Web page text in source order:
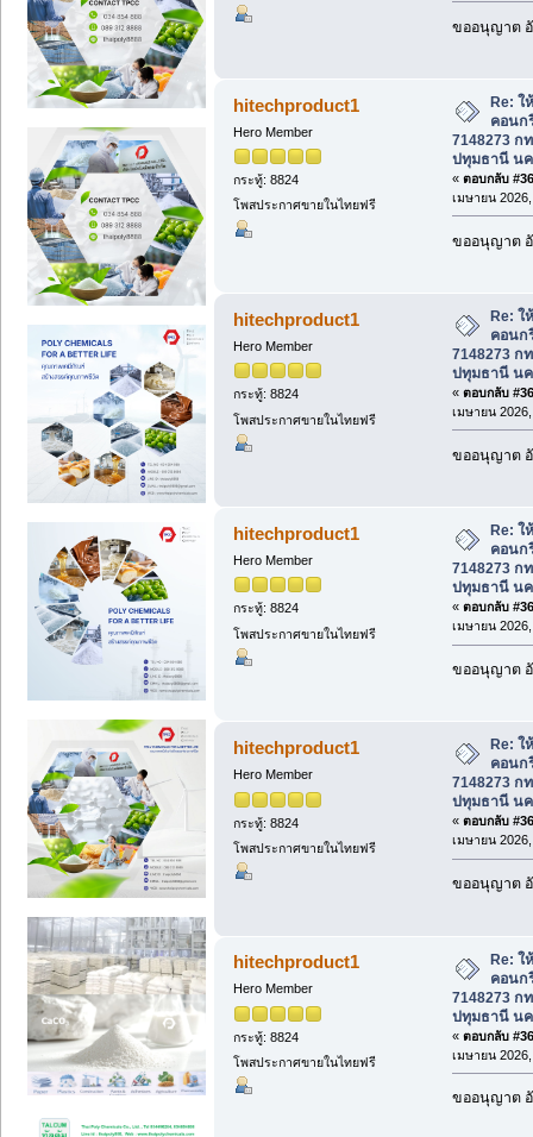
ขออนุญาต
hitechproduct1
Hero Member
กระทู้: 8824
โพสประกาศขายในไทยฟรี
Re: ใ
คอนก
7148273
ปทุมธานี น
« ตอบกลับ
เมษายน
ขออนุญาต
hitechproduct1
Hero Member
กระทู้: 8824
โพสประกาศขายในไทยฟรี
Re: ใ
คอนก
7148273
ปทุมธานี น
« ตอบกลับ
เมษายน
ขออนุญาต
hitechproduct1
Hero Member
กระทู้: 8824
โพสประกาศขายในไทยฟรี
Re: ใ
คอนก
7148273
ปทุมธานี น
« ตอบกลับ
เมษายน
ขออนุญาต
hitechproduct1
Hero Member
กระทู้: 8824
โพสประกาศขายในไทยฟรี
Re: ใ
คอนก
7148273
ปทุมธานี น
« ตอบกลับ
เมษายน
ขออนุญาต
hitechproduct1
Hero Member
กระทู้: 8824
โพสประกาศขายในไทยฟรี
Re: ใ
คอนก
7148273
ปทุมธานี น
« ตอบกลับ
เมษายน
ขออนุญาต